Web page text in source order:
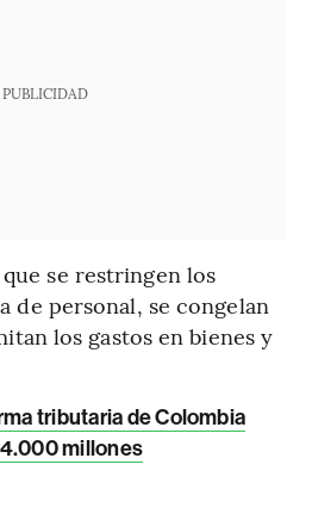
PUBLICIDAD
se restringen los
de personal, se congelan
los gastos en bienes y
tributaria de Colombia
millones